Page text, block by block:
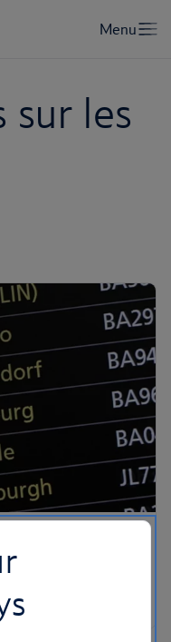
sur les